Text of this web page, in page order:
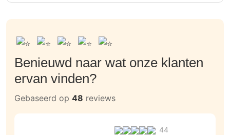
Benieuwd naar wat onze klanten
ervan vinden?
Gebaseerd op 48 reviews
44